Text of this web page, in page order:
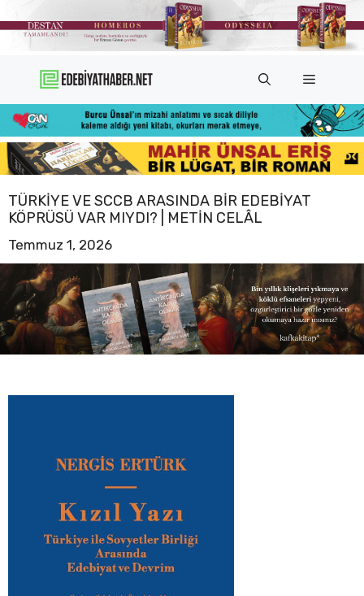
atla
Menü
TÜRKIYE VE SCCB ARASINDA BIR EDEBIYAT
KÖPRÜSÜ VAR MIYDI? | METIN CELÂL
Temmuz 1, 2026